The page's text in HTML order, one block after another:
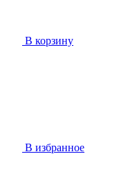
В корзину
В избранное